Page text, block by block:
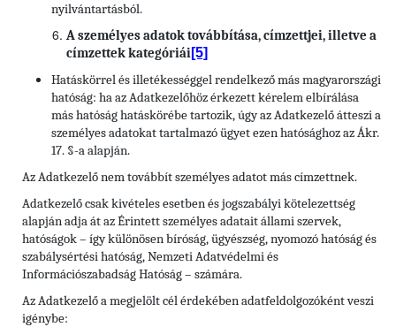
nyilvántartásból.
A személyes adatok továbbítása, címzettjei, illetve a
címzettek kategóriái[5]
Hatáskörrel és illetékességgel rendelkező más magyarországi
hatóság: ha az Adatkezelőhöz érkezett kérelem elbírálása
más hatóság hatáskörébe tartozik, úgy az Adatkezelő átteszi a
személyes adatokat tartalmazó ügyet ezen hatósághoz az Ákr.
17. §-a alapján.
Az Adatkezelő nem továbbít személyes adatot más címzettnek.
Adatkezelő csak kivételes esetben és jogszabályi kötelezettség
alapján adja át az Érintett személyes adatait állami szervek,
hatóságok – így különösen bíróság, ügyészség, nyomozó hatóság és
szabálysértési hatóság, Nemzeti Adatvédelmi és
Információszabadság Hatóság – számára.
Az Adatkezelő a megjelölt cél érdekében adatfeldolgozóként veszi
igénybe: